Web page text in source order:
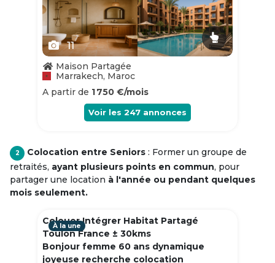
11
Maison Partagée
Marrakech, Maroc
A partir de 1 750 €/mois
Voir les 247 annonces
2 Colocation entre Seniors : Former un groupe de
retraités, ayant plusieurs points en commun, pour
partager une location à l'année ou pendant quelques
mois seulement.
Colouer Intégrer Habitat Partagé
Toulon France ± 30kms
Bonjour femme 60 ans dynamique
joyeuse recherche colocation
À la une